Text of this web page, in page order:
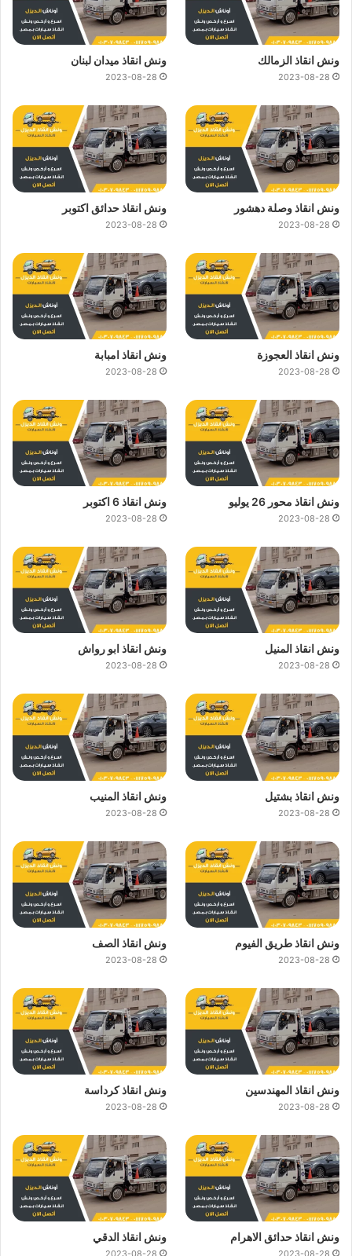
ونش انقاذ الزمالك
2023-08-28
ونش انقاذ ميدان لبنان
2023-08-28
ونش انقاذ وصلة دهشور
2023-08-28
ونش انقاذ حدائق اكتوبر
2023-08-28
ونش انقاذ العجوزة
2023-08-28
ونش انقاذ امبابة
2023-08-28
ونش انقاذ محور 26 يوليو
2023-08-28
ونش انقاذ 6 اكتوبر
2023-08-28
ونش انقاذ المنيل
2023-08-28
ونش انقاذ ابو رواش
2023-08-28
ونش انقاذ بشتيل
2023-08-28
ونش انقاذ المنيب
2023-08-28
ونش انقاذ طريق الفيوم
2023-08-28
ونش انقاذ الصف
2023-08-28
ونش انقاذ المهندسين
2023-08-28
ونش انقاذ كرداسة
2023-08-28
ونش انقاذ حدائق الاهرام ونش انقاذ الدقي